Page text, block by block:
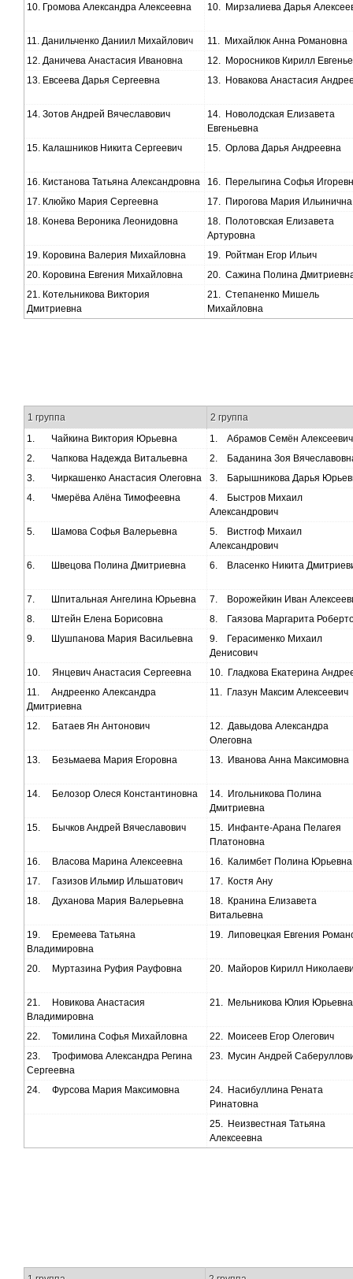
10. Громова Александра Алексеевна 10. Мирзалиева Дарья
11. Данильченко Даниил Михайлович 11.
Михайлюк Анна Романовна
12. Даничева Анастасия Ивановна 12.
Моросников Кирилл
13. Евсеева Дарья Сергеевна 13. Новакова Анастасия
14. Зотов Андрей Вячеславович 14.
Новолодская Елизавета
Евгеньевна
15. Калашников Никита Сергеевич 15. Орлова Дарья Андреевна
16. Кистанова Татьяна Александровна 16.
Перелыгина Софья
17. Клюйко Мария Сергеевна 17.
Пирогова Мария Ильинична
18. Конева Вероника Леонидовна 18.
Полотовская Елизавета
Артуровна
19. Коровина Валерия Михайловна 19.
Ройтман Егор Ильич
20. Коровина Евгения Михайловна 20.
Сажина Полина
21.
Котельникова Виктория
Дмитриевна
21.
Степаненко Мишель
Михайловна
1 группа
2 группа
1.
Чайкина Виктория Юрьевна 1.
Абрамов Семён Алексеевич
2.
Чапкова Надежда Витальевна 2.
Баданина Зоя
3.
Чиркашенко Анастасия Олеговна 3.
Барышникова Дарья
4.
Чмерёва Алёна Тимофеевна 4.
Быстров Михаил
Александрович
5.
Шамова Софья Валерьевна 5.
Вистгоф Михаил
Александрович
6.
Швецова Полина Дмитриевна 6. Власенко Никита
7. Шпитальная Ангелина Юрьевна 7.
Ворожейкин Иван
8.
Штейн Елена Борисовна 8.
Гаязова Маргарита
9.
Шушпанова Мария Васильевна 9.
Герасименко Михаил
Денисович
10.
Янцевич Анастасия Сергеевна 10.
Гладкова Екатерина
11.
Андреенко Александра
Дмитриевна
11. Глазун Максим Алексеевич
12. Батаев Ян Антонович 12.
Давыдова Александра
Олеговна
13.
Безьмаева Мария Егоровна 13. Иванова Анна Максимовна
14. Белозор Олеся Константиновна 14.
Игольникова Полина
Дмитриевна
15.
Бычков Андрей Вячеславович 15.
Инфанте-Арана Пелагея
Платоновна
16.
Власова Марина Алексеевна 16.
Калимбет Полина Юрьевна
17.
Газизов Ильмир Ильшатович 17.
Костя Ану
18.
Духанова Мария Валерьевна 18.
Кранина Елизавета
Витальевна
19.
Еремеева Татьяна
Владимировна
19. Липовецкая Евгения
20. Муртазина Руфия Рауфовна 20. Майоров Кирилл
21.
Новикова Анастасия
Владимировна
21. Мельникова Юлия Юрьевна
22. Томилина Софья Михайловна 22.
Моисеев Егор Олегович
23.
Трофимова Александра Регина
Сергеевна
23. Мусин Андрей
24. Фурсова Мария Максимовна 24.
Насибуллина Рената
Ринатовна
25.
Неизвестная Татьяна
Алексеевна